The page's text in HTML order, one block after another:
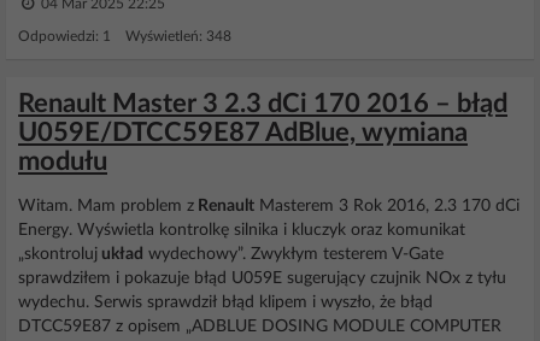
04 Mar 2025 22:25
Odpowiedzi: 1 Wyświetleń: 348
Renault Master 3 2.3 dCi 170 2016 – błąd
U059E/DTCC59E87 AdBlue, wymiana
modułu
Witam. Mam problem z Renault Masterem 3 Rok 2016, 2.3 170 dCi
Energy. Wyświetla kontrolkę silnika i kluczyk oraz komunikat
„skontroluj układ wydechowy”. Zwykłym testerem V-Gate
sprawdziłem i pokazuje błąd U059E sugerujący czujnik NOx z tyłu
wydechu. Serwis sprawdził błąd klipem i wyszło, że błąd
DTCC59E87 z opisem „ADBLUE DOSING MODULE COMPUTER